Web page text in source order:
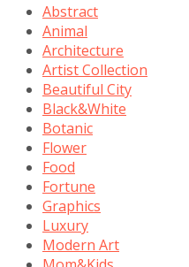
Abstract
Animal
Architecture
Artist Collection
Beautiful City
Black&White
Botanic
Flower
Food
Fortune
Graphics
Luxury
Modern Art